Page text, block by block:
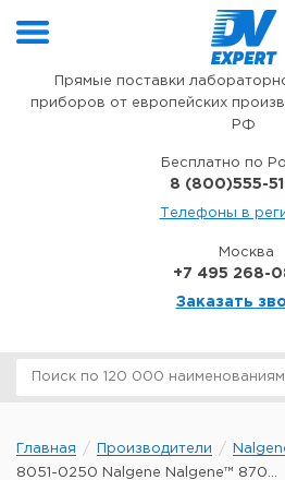
Прямые поставки
приборов от европейских
РФ
Бесплатно по
8 (800)555-
Телефоны в
Москва
+7 495 268-
Заказать
Главная Производители
8051-0250 Nalgene Nalgene™ 870...